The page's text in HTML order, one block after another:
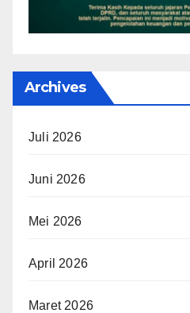
Archives
Juli 2026
Juni 2026
Mei 2026
April 2026
Maret 2026